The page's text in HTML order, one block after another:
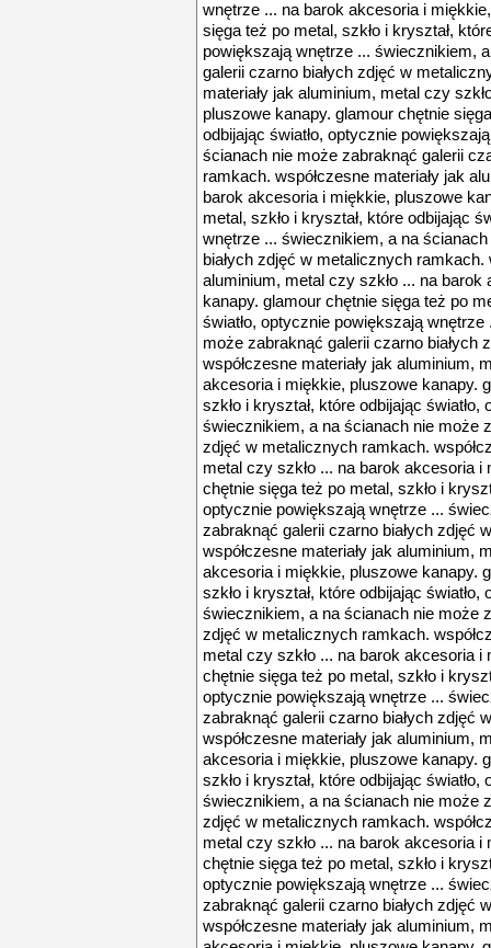
wnętrze ... na barok akcesoria i
sięga też po metal, szkło i kryształ,
powiększają wnętrze ... świecznikiem,
galerii czarno białych zdjęć w
materiały jak aluminium, metal czy
pluszowe kanapy. glamour chętnie
odbijając światło, optycznie
ścianach nie może zabraknąć galerii
ramkach. współczesne materiały jak
barok akcesoria i miękkie, pluszowe
metal, szkło i kryształ, które odbijając
wnętrze ... świecznikiem, a na
białych zdjęć w metalicznych ramkach.
aluminium, metal czy szkło ... na
kanapy. glamour chętnie sięga też po
światło, optycznie powiększają
może zabraknąć galerii czarno białych
współczesne materiały jak aluminium,
akcesoria i miękkie, pluszowe kanapy.
szkło i kryształ, które odbijając
świecznikiem, a na ścianach nie może
zdjęć w metalicznych ramkach.
metal czy szkło ... na barok akcesoria
chętnie sięga też po metal, szkło i
optycznie powiększają wnętrze ...
zabraknąć galerii czarno białych zdjęć
współczesne materiały jak aluminium,
akcesoria i miękkie, pluszowe kanapy.
szkło i kryształ, które odbijając
świecznikiem, a na ścianach nie może
zdjęć w metalicznych ramkach.
metal czy szkło ... na barok akcesoria
chętnie sięga też po metal, szkło i
optycznie powiększają wnętrze ...
zabraknąć galerii czarno białych zdjęć
współczesne materiały jak aluminium,
akcesoria i miękkie, pluszowe kanapy.
szkło i kryształ, które odbijając
świecznikiem, a na ścianach nie może
zdjęć w metalicznych ramkach.
metal czy szkło ... na barok akcesoria
chętnie sięga też po metal, szkło i
optycznie powiększają wnętrze ...
zabraknąć galerii czarno białych zdjęć
współczesne materiały jak aluminium,